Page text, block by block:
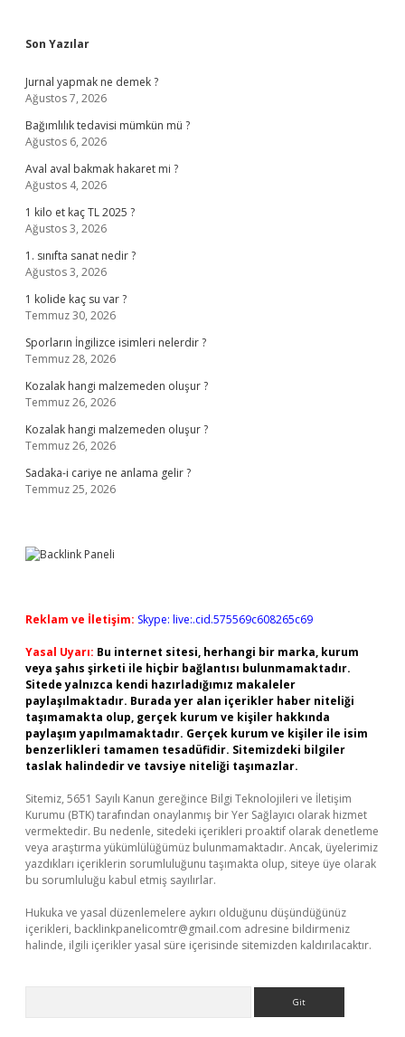
Sidebar
Son Yazılar
Jurnal yapmak ne demek ?
Ağustos 7, 2026
Bağımlılık tedavisi mümkün mü ?
Ağustos 6, 2026
Aval aval bakmak hakaret mi ?
Ağustos 4, 2026
1 kilo et kaç TL 2025 ?
Ağustos 3, 2026
1. sınıfta sanat nedir ?
Ağustos 3, 2026
1 kolide kaç su var ?
Temmuz 30, 2026
Sporların İngilizce isimleri nelerdir ?
Temmuz 28, 2026
Kozalak hangi malzemeden oluşur ?
Temmuz 26, 2026
Kozalak hangi malzemeden oluşur ?
Temmuz 26, 2026
Sadaka-i cariye ne anlama gelir ?
Temmuz 25, 2026
Reklam ve İletişim: Skype: live:.cid.575569c608265c69
Yasal Uyarı: Bu internet sitesi, herhangi bir marka, kurum
veya şahıs şirketi ile hiçbir bağlantısı bulunmamaktadır.
Sitede yalnızca kendi hazırladığımız makaleler
paylaşılmaktadır. Burada yer alan içerikler haber niteliği
taşımamakta olup, gerçek kurum ve kişiler hakkında
paylaşım yapılmamaktadır. Gerçek kurum ve kişiler ile isim
benzerlikleri tamamen tesadüfidir. Sitemizdeki bilgiler
taslak halindedir ve tavsiye niteliği taşımazlar.
Sitemiz, 5651 Sayılı Kanun gereğince Bilgi Teknolojileri ve İletişim
Kurumu (BTK) tarafından onaylanmış bir Yer Sağlayıcı olarak hizmet
vermektedir. Bu nedenle, sitedeki içerikleri proaktif olarak denetleme
veya araştırma yükümlülüğümüz bulunmamaktadır. Ancak, üyelerimiz
yazdıkları içeriklerin sorumluluğunu taşımakta olup, siteye üye olarak
bu sorumluluğu kabul etmiş sayılırlar.
Hukuka ve yasal düzenlemelere aykırı olduğunu düşündüğünüz
içerikleri, backlinkpanelicomtr@gmail.com adresine bildirmeniz
halinde, ilgili içerikler yasal süre içerisinde sitemizden kaldırılacaktır.